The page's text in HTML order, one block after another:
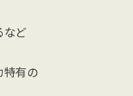
など
特有の